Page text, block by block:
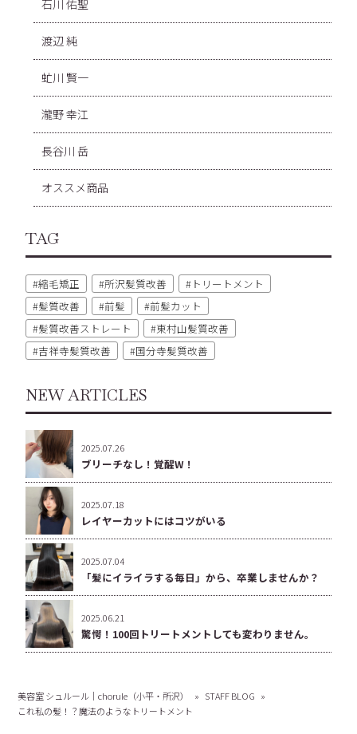
石川 佑聖
渡辺 純
虻川 賢一
瀧野 幸江
長谷川 岳
オススメ商品
TAG
縮毛矯正 所沢髪質改善
トリートメント
髪質改善
前髪
前髪カット
髪質改善ストレート
東村山髪質改善
吉祥寺髪質改善
国分寺髪質改善
NEW ARTICLES
2025.07.26
ブリーチなし！覚醒W！
2025.07.18
レイヤーカットにはコツがいる
2025.07.04
「髪にイライラする毎日」から、卒業しませんか？
2025.06.21
驚愕！100回トリートメントしても変わりません。
美容室 シュルール｜chorule（小平・所沢） » STAFF BLOG »
これ私の髪！？魔法のようなトリートメント